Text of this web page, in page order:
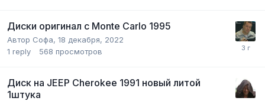
Диски оригинал с Monte Carlo 1995
Автор Софа, 18 декабря, 2022
1 reply 568 просмотров
Диск на JEEP Cherokee 1991 новый литой
1штука